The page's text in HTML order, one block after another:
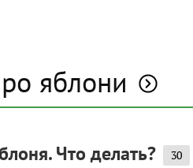
яблони
Что делать? 30